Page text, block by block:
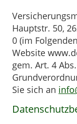
Hauptstr. 50,
0 (im
Website
gem. Art. 4
Sie sich an